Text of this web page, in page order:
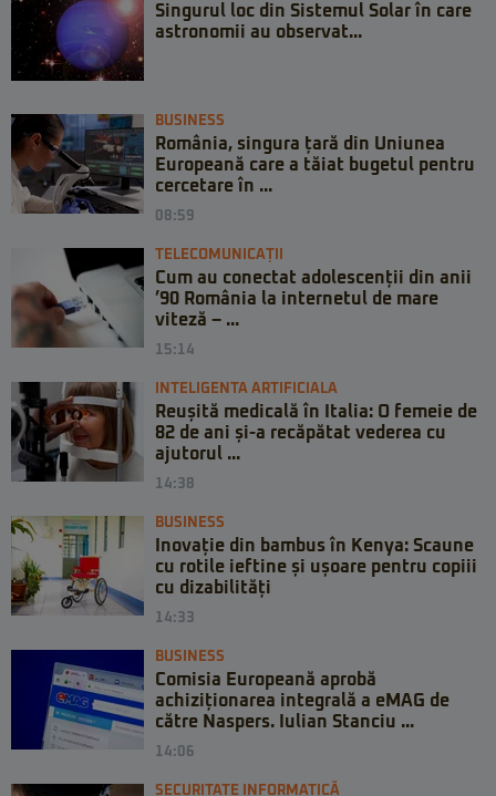
Singurul loc din Sistemul Solar în care
astronomii au observat...
BUSINESS
România, singura țară din Uniunea
Europeană care a tăiat bugetul pentru
cercetare în ...
08:59
TELECOMUNICAȚII
Cum au conectat adolescenții din anii
’90 România la internetul de mare
viteză – ...
15:14
INTELIGENTA ARTIFICIALA
Reușită medicală în Italia: O femeie de
82 de ani și-a recăpătat vederea cu
ajutorul ...
14:38
BUSINESS
Inovație din bambus în Kenya: Scaune
cu rotile ieftine și ușoare pentru copiii
cu dizabilități
14:33
BUSINESS
Comisia Europeană aprobă
achiziționarea integrală a eMAG de
către Naspers. Iulian Stanciu ...
14:06
SECURITATE INFORMATICĂ